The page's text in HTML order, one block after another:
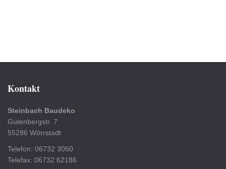
Kontakt
Steinbach Baudeko
Gutenbergstr. 7
55286 Wörrstadt
Telefon: 06732 3050
Telefax: 06732 62186